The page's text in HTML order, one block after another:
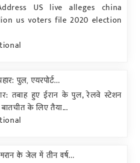
US live alleges china
us voters file 2020 election
पुल, एयरपोर्ट...
तबाह हुए ईरान के पुल, रेलवे स्टेशन
के लिए तैया...
के जेल में तीन वर्ष...